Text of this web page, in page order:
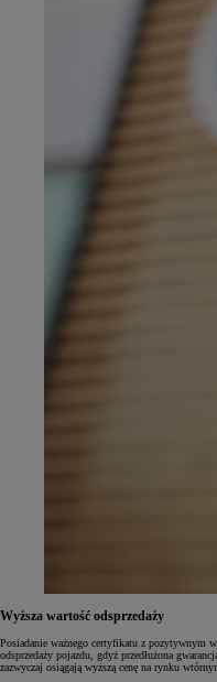
Wyższa wartość odsprzedaży
Posiadanie ważnego certyfikatu z pozytywnym
odsprzedaży pojazdu, gdyż przedłużona
zazwyczaj osiągają wyższą cenę na rynku